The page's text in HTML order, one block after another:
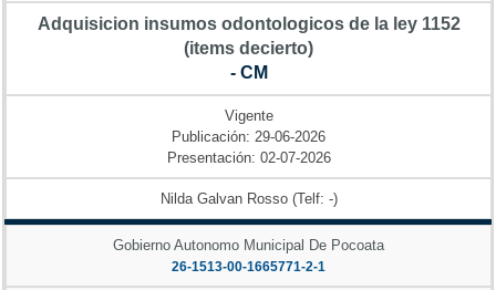
Adquisicion insumos odontologicos de la ley 1152
(items decierto)
- CM
Vigente
Publicación: 29-06-2026
Presentación: 02-07-2026
Nilda Galvan Rosso (Telf: -)
Gobierno Autonomo Municipal De Pocoata
26-1513-00-1665771-2-1